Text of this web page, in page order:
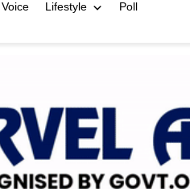
Lifestyle Poll